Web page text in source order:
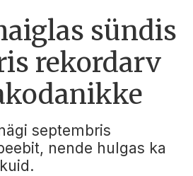
sündis
rekordarv
septembris
nende hulgas ka